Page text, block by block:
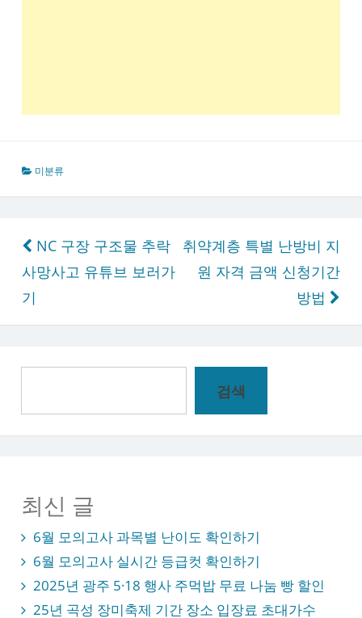
미분류
글
탐
색
NC 구장 구조물 추락
사망사고 유튜브 보러가
기
취약계층 특별 난방비 지
원 자격 금액 신청기간
방법
검색
최신 글
6월 모의고사 과목별 난이도 확인하기
6월 모의고사 실시간 등급컷 확인하기
2025년 광주 5·18 행사 주먹밥 무료 나눔 빵 할인
25년 곡성 장미축제 기간 장소 입장료 초대가수